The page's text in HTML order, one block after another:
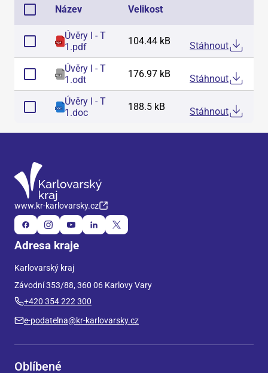
Název Velikost
Úvěry I - T
1 .pdf
104.44 kB Stáhnout
Úvěry I - T
1 .odt
176.97 kB Stáhnout
Úvěry I - T
1 .doc
188.5 kB Stáhnout
www.kr-karlovarsky.cz
Adresa kraje
Karlovarský kraj
Závodní 353/88, 360 06 Karlovy Vary
+420 354 222 300
e-podatelna@kr-karlovarsky.cz
Oblíbené